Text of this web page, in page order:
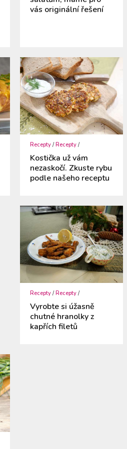
vás originální řešení
Recepty /Recepty /
Kostička už vám
nezaskočí. Zkuste rybu
podle našeho receptu
Recepty /Recepty /
Vyrobte si úžasně
chutné hranolky z
kapřích filetů